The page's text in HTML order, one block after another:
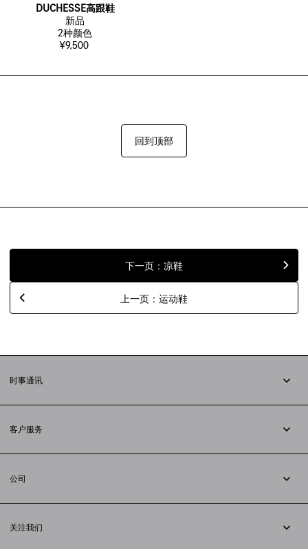
DUCHESSE高跟鞋
新品
2种颜色
¥9,500
回到顶部
下一页：凉鞋
上一页：运动鞋
时事通讯
客户服务
配送方式
支付
常见问题解答
公司
法律问题
关注我们